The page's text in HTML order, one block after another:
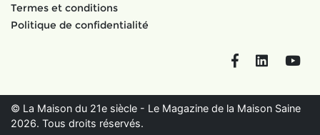
Termes et conditions
Politique de confidentialité
FacebookLinkedIn
© La Maison du 21e siècle - Le Magazine de la Maison Saine
2026. Tous droits réservés.